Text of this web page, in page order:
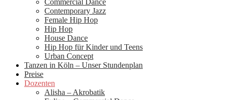
Commercial Dance
Contemporary Jazz
Female Hip Hop
Hip Hop
House Dance
Hip Hop für Kinder und Teens
Urban Concept
Tanzen in Köln – Unser Stundenplan
Preise
Dozenten
Alisha – Akrobatik